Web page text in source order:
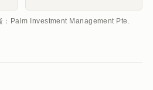
：Palm Investment Management Pte.